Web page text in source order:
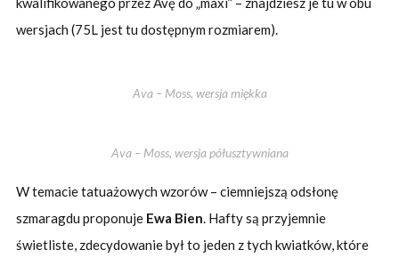
wersjach (75L jest tu dostępnym rozmiarem).
Ava – Moss, wersja miękka
Ava – Moss, wersja półusztywniana
W temacie tatuażowych wzorów – ciemniejszą odsłonę
szmaragdu proponuje Ewa Bien. Hafty są przyjemnie
świetliste, zdecydowanie był to jeden z tych kwiatków, które